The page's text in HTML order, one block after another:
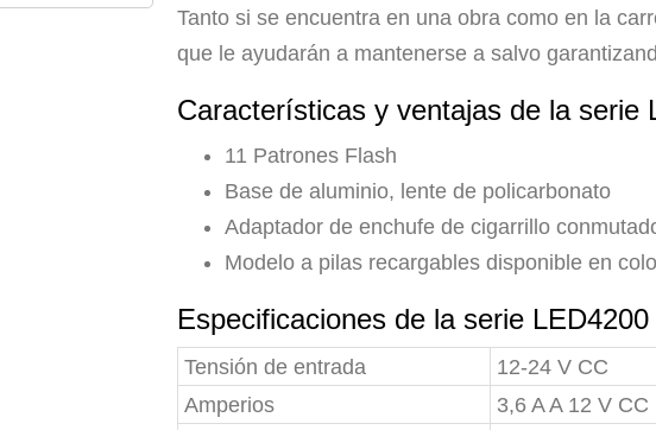
Tanto si se encuentra en una obra como en la
que le ayudarán a mantenerse a salvo
Características y ventajas de la serie
11 Patrones Flash
Base de aluminio, lente de policarbonato
Adaptador de enchufe de cigarrillo
Modelo a pilas recargables disponible en
Especificaciones de la serie
Tensión de entrada
12-24 V CC
Amperios
3,6 A A 12 V CC